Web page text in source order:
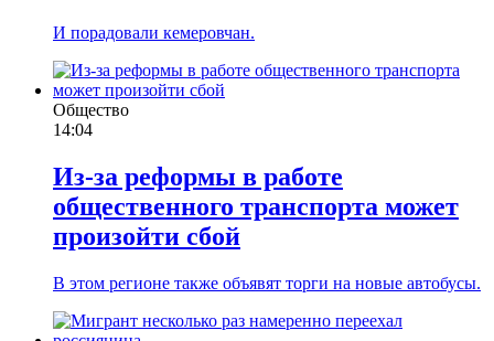
И порадовали кемеровчан.
Общество
14:04
Из-за реформы в работе
общественного транспорта может
произойти сбой
В этом регионе также объявят торги на новые автобусы.